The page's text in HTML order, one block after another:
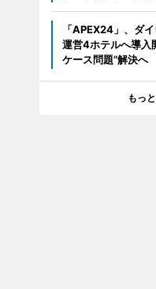
「APEX24」、ダ
運営4ホテルへ導
ケース問題”解決へ
もっ